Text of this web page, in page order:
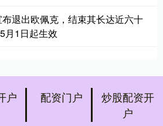
退出欧佩克，结束其长达近六十
月1日起生效
户 配资门户
炒股配资开
户